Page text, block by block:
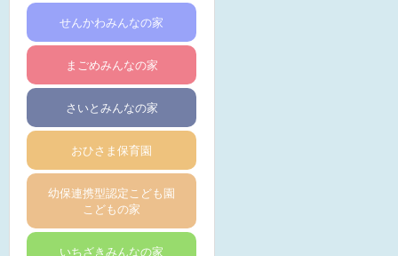
せんかわみんなの家
まごめみんなの家
さいとみんなの家
おひさま保育園
幼保連携型認定こども園
こどもの家
いちざきみんなの家